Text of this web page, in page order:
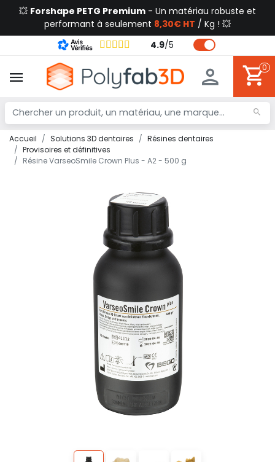
💥 Forshape PETG Premium - Un matériau robuste et
performant à seulement 8,30€ HT / Kg ! 💥
4.9/5
0
Accueil Solutions 3D dentaires
Résines dentaires
Provisoires et définitives
Résine VarseoSmile Crown Plus - A2 - 500 g